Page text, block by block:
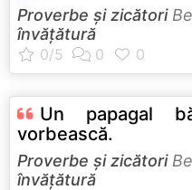
Proverbe și zicători
învățătură
Un papagal
vorbească.
Proverbe și zicători
învățătură